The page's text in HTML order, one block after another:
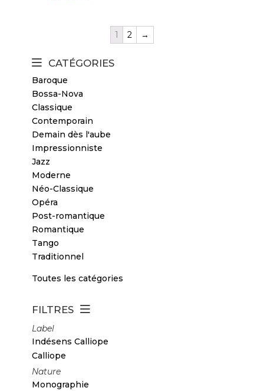
CATÉGORIES
Baroque
Bossa-Nova
Classique
Contemporain
Demain dès l'aube
Impressionniste
Jazz
Moderne
Néo-Classique
Opéra
Post-romantique
Romantique
Tango
Traditionnel
Toutes les catégories
1 2 →
FILTRES
Label
Indésens Calliope
Calliope
Nature
Monographie